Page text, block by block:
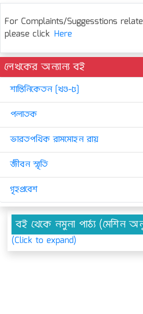
For Complaints/Suggesstions
please click Here
লেখকের অন্যান্য বই
শান্তিনিকেতন [খণ্ড-৫]
পলাতক
ভারতপথিক রামমোহন রায়
জীবন স্মৃতি
গৃহপ্রবেশ
বই থেকে নমুনা পাঠ্য (মেশিন
(Click to expand)